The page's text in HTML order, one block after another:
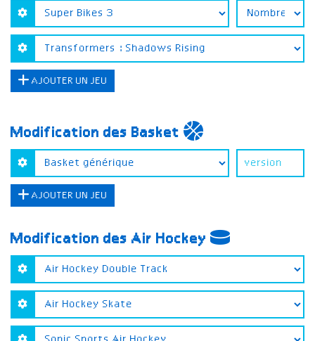
AJOUTER UN JEU
Modification des Basket
AJOUTER UN JEU
Modification des Air Hockey